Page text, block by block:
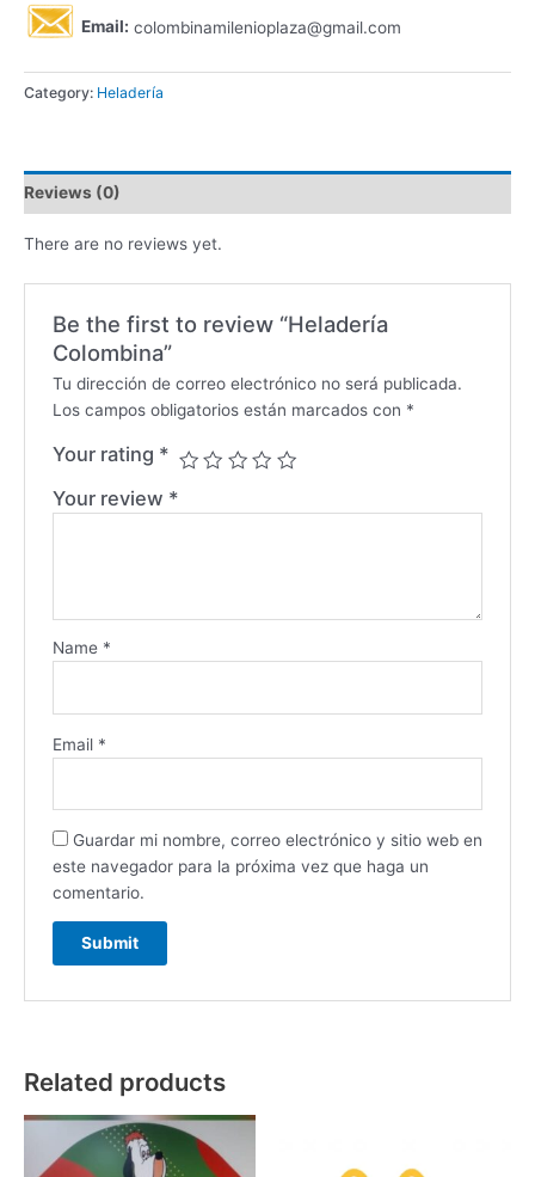
Email: colombinamilenioplaza@gmail.com
Category: Heladería
Reviews (0)
There are no reviews yet.
Be the first to review “Heladería
Colombina”
Tu dirección de correo electrónico no será publicada.
Los campos obligatorios están marcados con *
Your rating *
Your review *
Name *
Email *
Guardar mi nombre, correo electrónico y sitio web en
este navegador para la próxima vez que haga un
comentario.
Related products